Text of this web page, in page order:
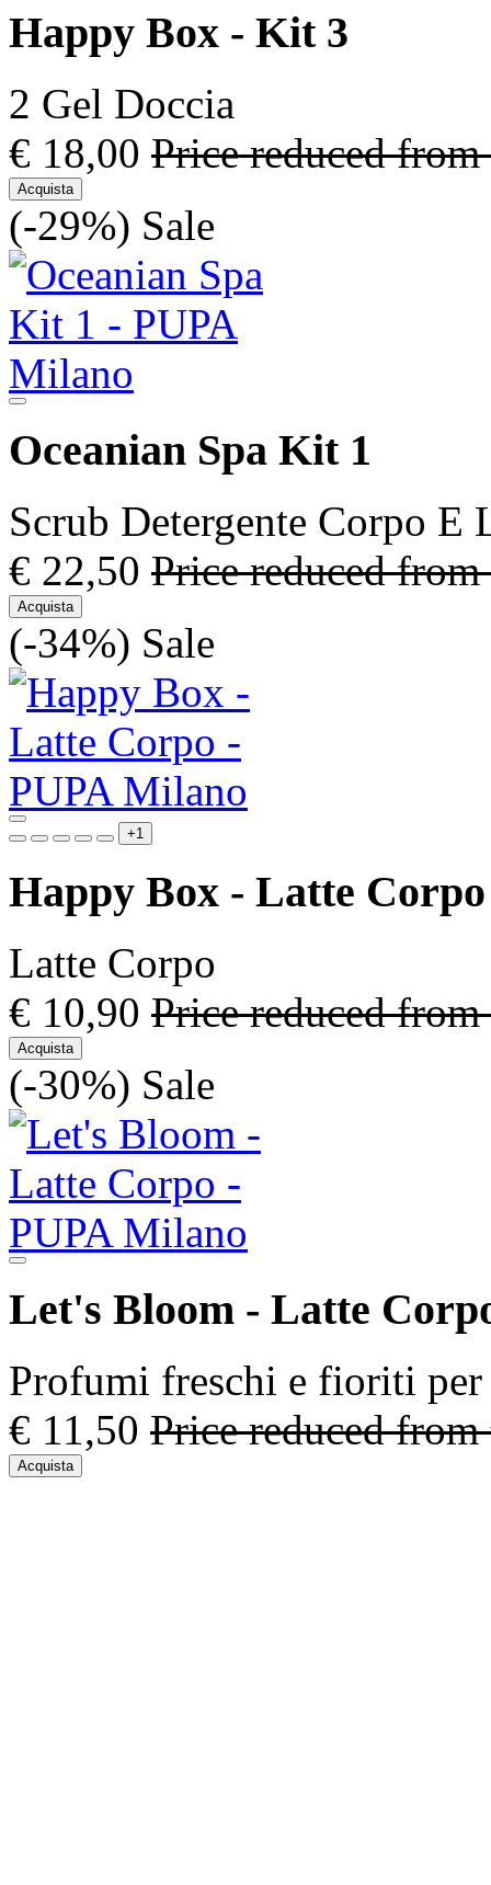
Happy Box - Kit 3
2 Gel Doccia
€ 18,00 Price reduced from
Acquista
(-29%) Sale
Oceanian Spa Kit 1
Scrub Detergente Corpo E
€ 22,50 Price reduced from
Acquista
(-34%) Sale
+1
Happy Box - Latte Corpo
Latte Corpo
€ 10,90 Price reduced from
Acquista
(-30%) Sale
Let's Bloom - Latte
Profumi freschi e fioriti
€ 11,50 Price reduced from
Acquista